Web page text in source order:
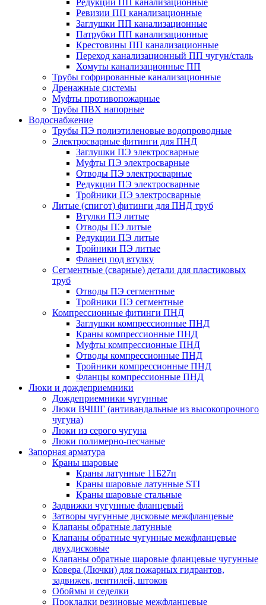
Редукции ПП канализационные
Ревизии ПП канализационные
Заглушки ПП канализационные
Патрубки ПП канализационные
Крестовины ПП канализационные
Переход канализационный ПП чугун/сталь
Хомуты канализационные ПП
Трубы гофрированные канализационные
Дренажные системы
Муфты противопожарные
Трубы ПВХ напорные
Водоснабжение
Трубы ПЭ полиэтиленовые водопроводные
Электросварные фитинги для ПНД
Заглушки ПЭ электросварные
Муфты ПЭ электросварные
Отводы ПЭ электросварные
Редукции ПЭ электросварные
Тройники ПЭ электросварные
Литые (спигот) фитинги для ПНД труб
Втулки ПЭ литые
Отводы ПЭ литые
Редукции ПЭ литые
Тройники ПЭ литые
Фланец под втулку
Сегментные (сварные) детали для пластиковых
труб
Отводы ПЭ сегментные
Тройники ПЭ сегментные
Компрессионные фитинги ПНД
Заглушки компрессионные ПНД
Краны компрессионные ПНД
Муфты компрессионные ПНД
Отводы компрессионные ПНД
Тройники компрессионные ПНД
Фланцы компрессионные ПНД
Люки и дождеприемники
Дождеприемники чугунные
Люки ВЧШГ (антивандальные из высокопрочного
чугуна)
Люки из серого чугуна
Люки полимерно-песчаные
Запорная арматура
Краны шаровые
Краны латунные 11Б27п
Краны шаровые латунные STI
Краны шаровые стальные
Задвижки чугунные фланцевый
Затворы чугунные дисковые межфланцевые
Клапаны обратные латунные
Клапаны обратные чугунные межфланцевые
двухдисковые
Клапаны обратные шаровые фланцевые чугунные
Ковера (Лючки) для пожарных гидрантов,
задвижек, вентилей, штоков
Обоймы и седелки
Прокладки резиновые межфланцевые